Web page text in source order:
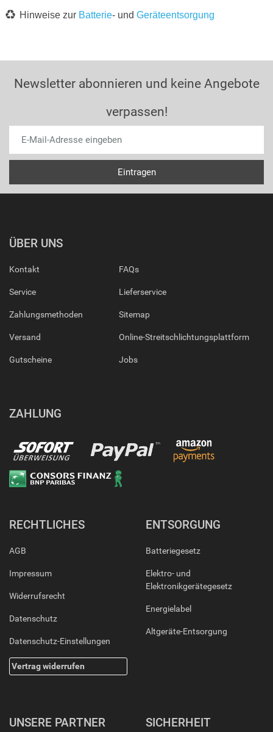
Hinweise zur Batterie- und Geräteentsorgung
Newsletter abonnieren und keine Angebote
verpassen!
ÜBER UNS
Kontakt
Service
Zahlungsmethoden
Versand
Gutscheine
FAQs
Lieferservice
Sitemap
Online-Streitschlichtungsplattform
Jobs
ZAHLUNG
RECHTLICHES
AGB
Impressum
Widerrufsrecht
Datenschutz
Datenschutz-Einstellungen
Vertrag widerrufen
ENTSORGUNG
Batteriegesetz
Elektro- und
Elektronikgerätegesetz
Energielabel
Altgeräte-Entsorgung
UNSERE PARTNER SICHERHEIT